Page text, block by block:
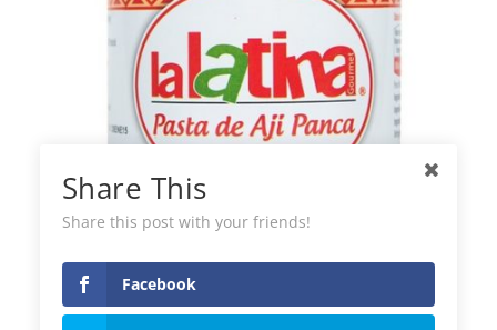
Pâte à Panca de Chili La Latina
Share This
Share this post with your friends!
Facebook